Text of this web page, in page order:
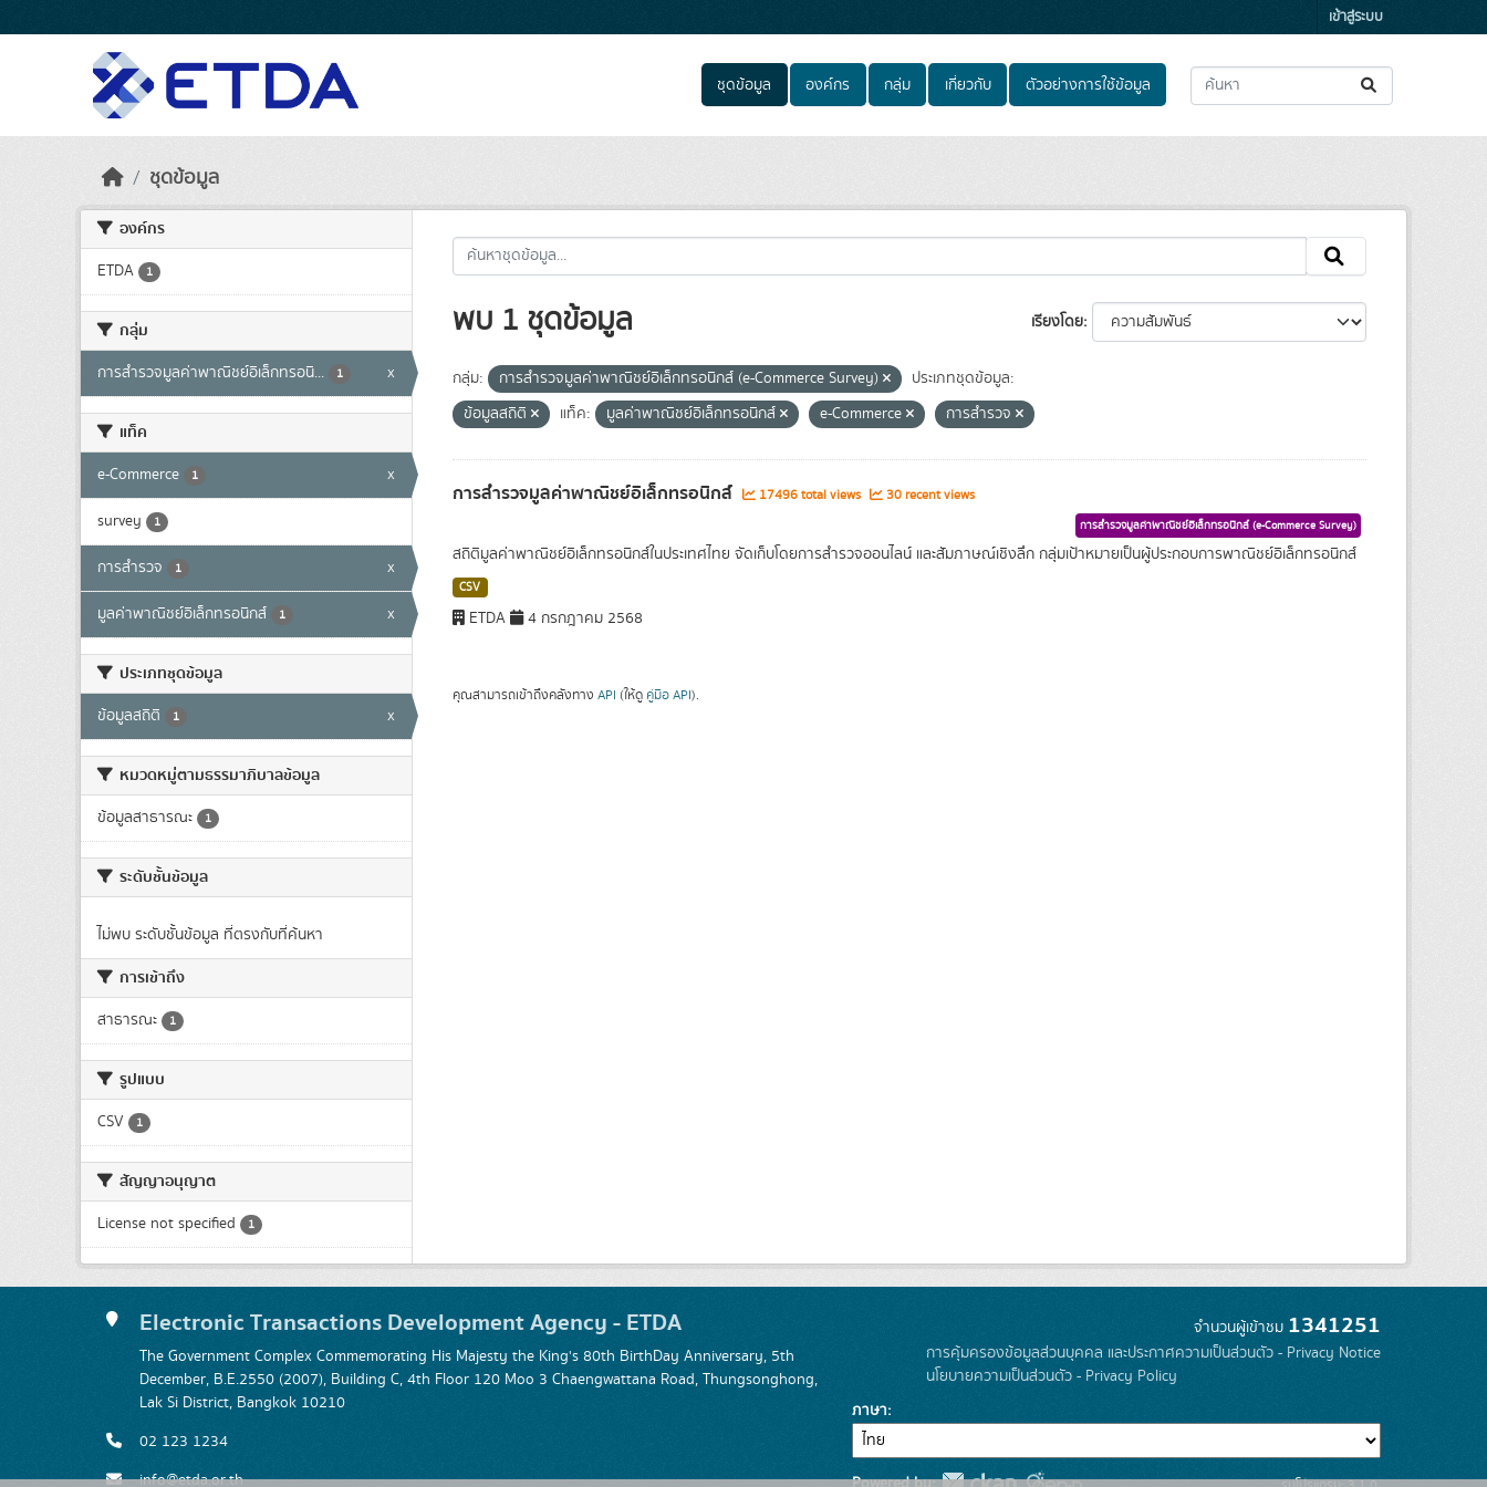
เข้าสู่ระบบ
ชุดข้อมูล องค์กร กลุ่ม เกี่ยวกับ ตัวอย่างการใช้ข้อมูล
ชุดข้อมูล
องค์กร
ETDA 1
กลุ่ม
การสำรวจมูลค่าพาณิชย์อิเล็กทรอนิ... 1 x
แท็ค
e-Commerce 1 x
survey 1
การสำรวจ 1 x
มูลค่าพาณิชย์อิเล็กทรอนิกส์ 1 x
ประเภทชุดข้อมูล
ข้อมูลสถิติ 1 x
หมวดหมู่ตามธรรมาภิบาลข้อมูล
ข้อมูลสาธารณะ 1
ระดับชั้นข้อมูล
ไม่พบ ระดับชั้นข้อมูล ที่ตรงกับที่ค้นหา
การเข้าถึง
สาธารณะ 1
รูปแบบ
CSV 1
สัญญาอนุญาต
License not specified 1
เรียงโดย
พบ 1 ชุดข้อมูล
กลุ่ม: การสำรวจมูลค่าพาณิชย์อิเล็กทรอนิกส์ (e-Commerce Survey)
ประเภทชุดข้อมูล:
ข้อมูลสถิติ
แท็ค: มูลค่าพาณิชย์อิเล็กทรอนิกส์ e-Commerce การสำรวจ
การสำรวจมูลค่าพาณิชย์อิเล็กทรอนิกส์ 17496 total views 30 recent views
การสำรวจมูลค่าพาณิชย์อิเล็กทรอนิกส์ (e-Commerce Survey)
สถิติมูลค่าพาณิชย์อิเล็กทรอนิกส์ในประเทศไทย จัดเก็บโดยการสำรวจออนไลน์ และสัมภาษณ์เชิงลึก กลุ่มเป้าหมายเป็นผู้ประกอบการพาณิชย์อิเล็กทรอนิกส์
CSV
ETDA 4 กรกฎาคม 2568
คุณสามารถเข้าถึงคลังทาง API (ให้ดู คู่มือ API).
Electronic Transactions Development Agency - ETDA
The Government Complex Commemorating His Majesty the King's 80th BirthDay Anniversary, 5th
December, B.E.2550 (2007), Building C, 4th Floor 120 Moo 3 Chaengwattana Road, Thungsonghong,
Lak Si District, Bangkok 10210
02 123 1234
info@etda.or.th
จำนวนผู้เข้าชม 1341251
การคุ้มครองข้อมูลส่วนบุคคล และประกาศความเป็นส่วนตัว - Privacy Notice
นโยบายความเป็นส่วนตัว - Privacy Policy
ภาษา